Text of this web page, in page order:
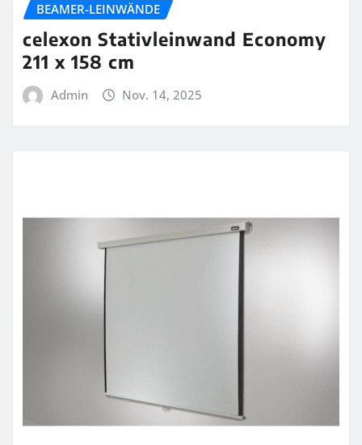
BEAMER-LEINWÄNDE
celexon Stativleinwand Economy
211 x 158 cm
Admin Nov. 14, 2025